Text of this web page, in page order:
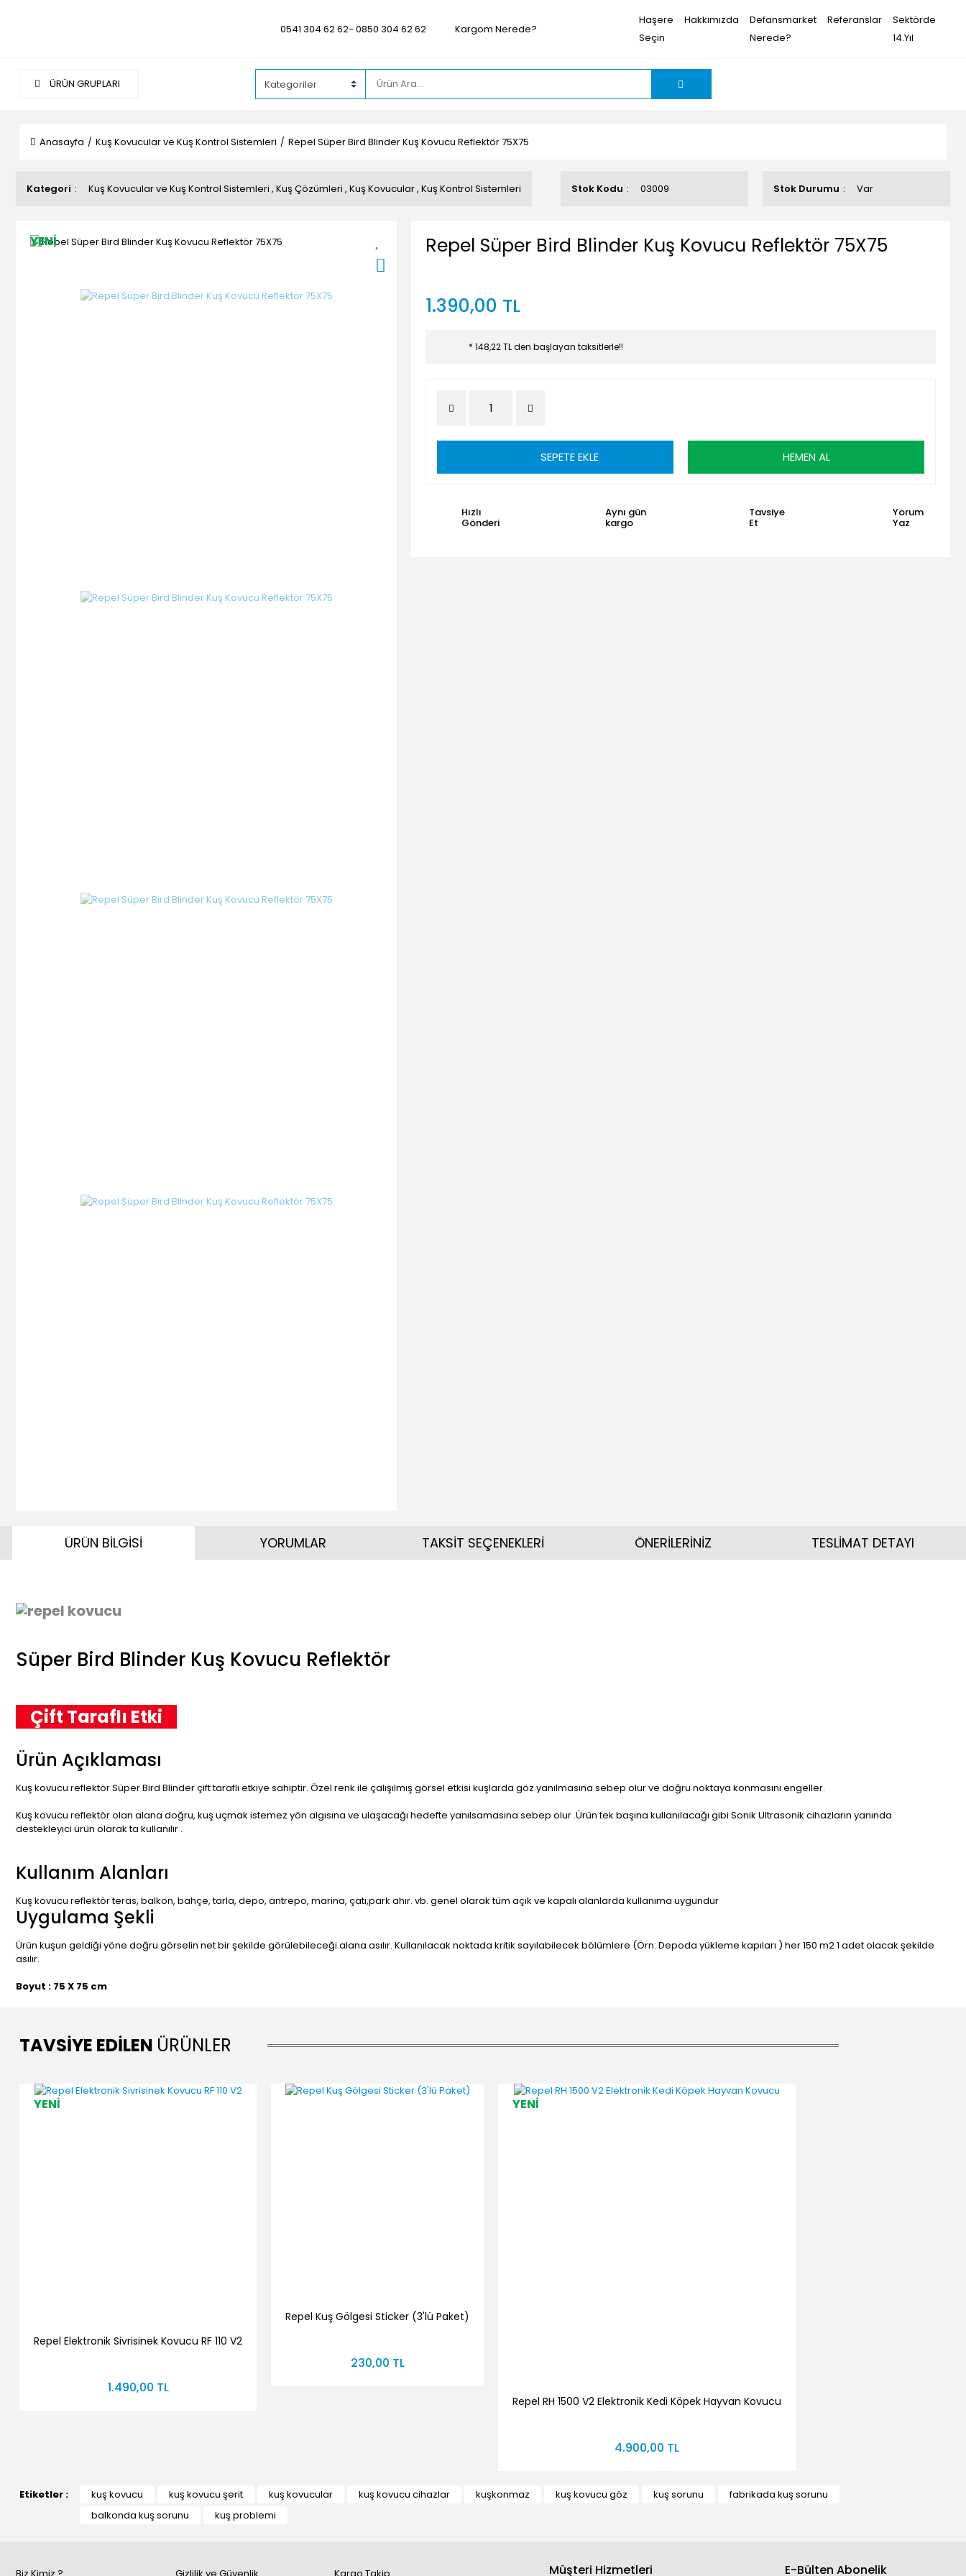
0541 304 62 62- 0850 304 62 62 Kargom Nerede?
Haşere
Seçin
Hakkımızda
Defansmarket
Nerede?
Referanslar
Sektörde
14.Yıl
ÜRÜN GRUPLARI
Anasayfa Kuş Kovucular ve Kuş Kontrol Sistemleri Repel Süper Bird Blinder Kuş Kovucu Reflektör 75X75
Kategori Kuş Kovucular ve Kuş Kontrol Sistemleri , Kuş Çözümleri , Kuş Kovucular, Kuş Kontrol Sistemleri Stok Kodu 03009 Stok Durumu Var
YENİ Repel Süper Bird Blinder Kuş Kovucu Reflektör 75X75
1.390,00 TL
* 148,22 TL den başlayan taksitlerle!!
SEPETE EKLE HEMEN AL
Hızlı
Gönderi
Aynı gün
kargo
Tavsiye
Et
Yorum
Yaz
ÜRÜN BİLGİSİ
Süper Bird Blinder Kuş Kovucu Reflektör
Çift Taraflı Etki
Ürün Açıklaması
Kuş kovucu reflektör Süper Bird Blinder çift taraflı etkiye sahiptir. Özel renk ile çalışılmış görsel etkisi kuşlarda göz yanılmasına sebep olur ve doğru noktaya konmasını engeller.
Kuş kovucu reflektör olan alana doğru, kuş uçmak istemez yön algısına ve ulaşacağı hedefte yanılsamasına sebep olur .Ürün tek başına kullanılacağı gibi Sonik Ultrasonik cihazların yanında
destekleyici ürün olarak ta kullanılır .
Kullanım Alanları
Kuş kovucu reflektör teras, balkon, bahçe, tarla, depo, antrepo, marina, çatı,park ahır. vb. genel olarak tüm açık ve kapalı alanlarda kullanıma uygundur
Uygulama Şekli
Ürün kuşun geldiği yöne doğru görselin net bir şekilde görülebileceği alana asılır. Kullanılacak noktada kritik sayılabilecek bölümlere (Örn: Depoda yükleme kapıları ) her 150 m2 1 adet olacak şekilde
asılır.
Boyut : 75 X 75 cm
YORUMLAR TAKSİT SEÇENEKLERİ ÖNERİLERİNİZ TESLİMAT DETAYI
TAVSİYE EDİLEN ÜRÜNLER
YENİ
Repel Elektronik Sivrisinek Kovucu RF 110 V2
1.490,00 TL
Repel Kuş Gölgesi Sticker (3'lü Paket)
230,00 TL
YENİ
Repel RH 1500 V2 Elektronik Kedi Köpek Hayvan Kovucu
4.900,00 TL
Etiketler : kuş kovucu kuş kovucu şerit kuş kovucular kuş kovucu cihazlar kuşkonmaz kuş kovucu göz kuş sorunu
fabrikada kuş sorunu
balkonda kuş sorunu
kuş problemi
Müşteri Hizmetleri E-Bülten Abonelik